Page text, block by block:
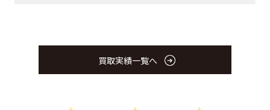
買取実績一覧へ